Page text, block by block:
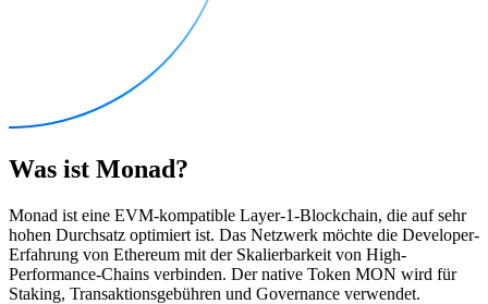
Was ist Monad?
Monad ist eine EVM-kompatible Layer-1-Blockchain, die auf sehr
hohen Durchsatz optimiert ist. Das Netzwerk möchte die Developer-
Erfahrung von Ethereum mit der Skalierbarkeit von High-
Performance-Chains verbinden. Der native Token MON wird für
Staking, Transaktionsgebühren und Governance verwendet.